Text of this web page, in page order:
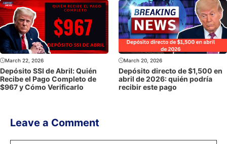
March 22, 2026
Depósito SSI de Abril: Quién
Recibe el Pago Completo de
$967 y Cómo Verificarlo
March 20, 2026
Depósito directo de $1,500 en
abril de 2026: quién podría
recibir este pago
Leave a Comment